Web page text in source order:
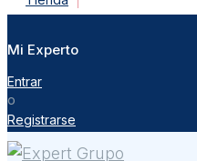
Mi Experto
Entrar
o
Registrarse